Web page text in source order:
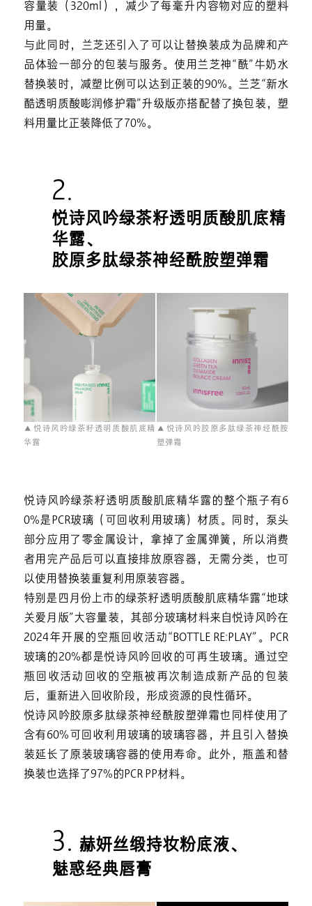
容量装（320ml），减少了每毫升内容物对应的塑料
用量。
与此同时，兰芝还引入了可以让替换装成为品牌和产
品体验一部分的包装与服务。使用兰芝神“酰”牛奶水
替换装时，减塑比例可以达到正装的90%。兰芝“新水
酷透明质酸嘭润修护霜”升级版亦搭配替了换包装，塑
料用量比正装降低了70%。
2.
悦诗风吟绿茶籽透明质酸肌底精
华露、
胶原多肽绿茶神经酰胺塑弹霜
▲ 悦诗风吟绿茶籽透明质酸肌底精
华露
▲ 悦诗风吟胶原多肽绿茶神经酰胺
塑弹霜
悦诗风吟绿茶籽透明质酸肌底精华露的整个瓶子有6
0%是PCR玻璃（可回收利用玻璃）材质。同时，泵头
部分应用了零金属设计，拿掉了金属弹簧，所以消费
者用完产品后可以直接排放原容器，无需分类，也可
以使用替换装重复利用原装容器。
特别是四月份上市的绿茶籽透明质酸肌底精华露“地球
关爱月版”大容量装，其部分玻璃材料来自悦诗风吟在
2024年开展的空瓶回收活动“BOTTLE RE:PLAY”。PCR
玻璃的20%都是悦诗风吟回收的可再生玻璃。通过空
瓶回收活动回收的空瓶被再次制造成新产品的包装
后，重新进入回收阶段，形成资源的良性循环。
悦诗风吟胶原多肽绿茶神经酰胺塑弹霜也同样使用了
含有60%可回收利用玻璃的玻璃容器，并且引入替换
装延长了原装玻璃容器的使用寿命。此外，瓶盖和替
换装也选择了97%的PCR PP材料。
3. 赫妍丝缎持妆粉底液、
魅惑经典唇膏